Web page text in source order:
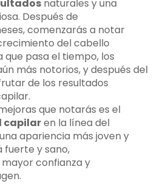
naturales y una
Después de
comenzarás a notar
del cabello
pasa el tiempo, los
más notorios, y después del
de los resultados
que notarás es el
capilaren la línea del
apariencia más joven y
fuerte y sano,
confianza y